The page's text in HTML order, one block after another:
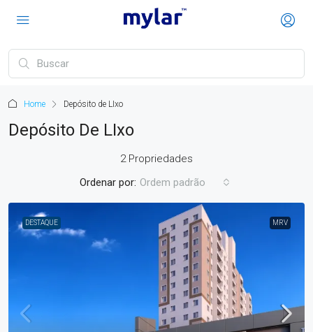
Home Depósito de LIxo
Depósito De LIxo
2 Propriedades
Ordenar por: Ordem padrão
DESTAQUE MRV